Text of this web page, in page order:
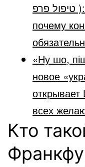
טיפול פרפ ): кому она может подойти и
почему
«Ну шо,
новое
всех
Кто